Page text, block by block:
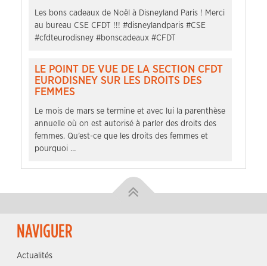
Les bons cadeaux de Noël à Disneyland Paris ! Merci
au bureau CSE CFDT !!! #disneylandparis #CSE
#cfdteurodisney #bonscadeaux #CFDT
LE POINT DE VUE DE LA SECTION CFDT
EURODISNEY SUR LES DROITS DES
FEMMES
Le mois de mars se termine et avec lui la parenthèse
annuelle où on est autorisé à parler des droits des
femmes. Qu’est-ce que les droits des femmes et
pourquoi …
NAVIGUER
Actualités